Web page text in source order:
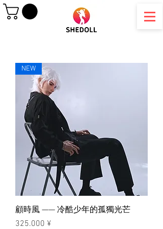
NEW
顧時風 —— 冷酷少年的孤獨光芒
價格
325.000 ¥